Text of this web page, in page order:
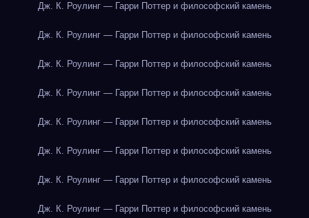
Дж. К. Роулинг — Гарри Поттер и философский камень
Дж. К. Роулинг — Гарри Поттер и философский камень
Дж. К. Роулинг — Гарри Поттер и философский камень
Дж. К. Роулинг — Гарри Поттер и философский камень
Дж. К. Роулинг — Гарри Поттер и философский камень
Дж. К. Роулинг — Гарри Поттер и философский камень
Дж. К. Роулинг — Гарри Поттер и философский камень
Дж. К. Роулинг — Гарри Поттер и философский камень